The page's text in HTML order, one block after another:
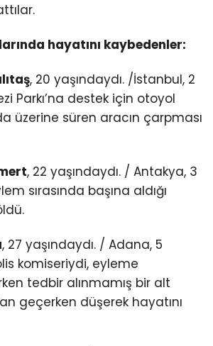
hayatını kaybedenler:
, 20 yaşındaydı. /İstanbul, 2
Parkı’na destek için otoyol
üzerine süren aracın çarpması
, 22 yaşındaydı. / Antakya, 3
sırasında başına aldığı
, 27 yaşındaydı. / Adana, 5
komiseriydi, eyleme
tedbir alınmamış bir alt
geçerken düşerek hayatını